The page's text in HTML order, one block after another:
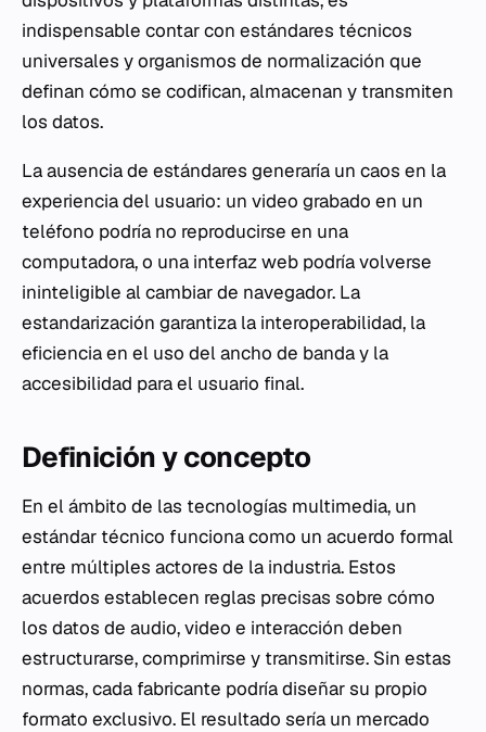
indispensable contar con estándares técnicos
universales y organismos de normalización que
definan cómo se codifican, almacenan y transmiten
los datos.
La ausencia de estándares generaría un caos en la
experiencia del usuario: un video grabado en un
teléfono podría no reproducirse en una
computadora, o una interfaz web podría volverse
ininteligible al cambiar de navegador. La
estandarización garantiza la interoperabilidad, la
eficiencia en el uso del ancho de banda y la
accesibilidad para el usuario final.
Definición y concepto
En el ámbito de las tecnologías multimedia, un
estándar técnico funciona como un acuerdo formal
entre múltiples actores de la industria. Estos
acuerdos establecen reglas precisas sobre cómo
los datos de audio, video e interacción deben
estructurarse, comprimirse y transmitirse. Sin estas
normas, cada fabricante podría diseñar su propio
formato exclusivo. El resultado sería un mercado